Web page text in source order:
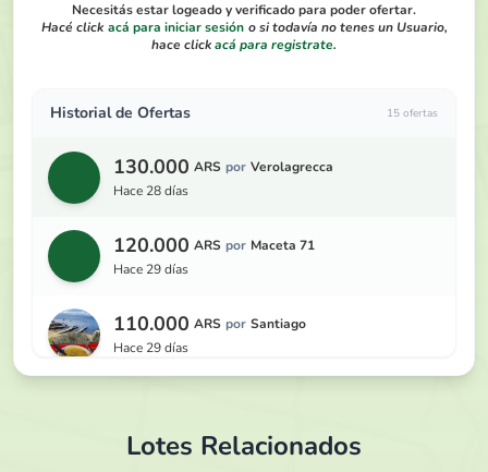
Necesitás estar logeado y verificado para poder ofertar.
Hacé click acá para iniciar sesión o si todavía no tenes un Usuario,
hace clickacá para registrate.
Historial de Ofertas 15 ofertas
130.000 ARS por Verolagrecca
hace 28 días
120.000 ARS por Maceta 71
hace 29 días
110.000 ARS por Santiago
hace 29 días
Lotes Relacionados